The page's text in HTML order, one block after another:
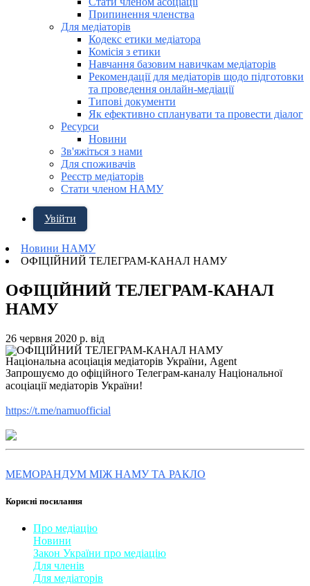
Припинення членства
Для медіаторів
Кодекс етики медіатора
Комісія з етики
Навчання базовим навичкам медіаторів
Рекомендації для медіаторів щодо підготовки
та проведення онлайн-медіації
Типові документи
Як ефективно спланувати та провести діалог
Ресурси
Новини
Зв'яжіться з нами
Для споживачів
Реєстр медіаторів
Стати членом НАМУ
Увійти
Новини НАМУ
ОФІЦІЙНИЙ ТЕЛЕГРАМ-КАНАЛ НАМУ
ОФІЦІЙНИЙ ТЕЛЕГРАМ-КАНАЛ
НАМУ
26 червня 2020 р. від
Національна асоціація медіаторів України, Agent
Запрошуємо до офіційного Телеграм-каналу Національної
асоціації медіаторів України!
https://t.me/namuofficial
МЕМОРАНДУМ МІЖ НАМУ ТА РАКЛО
Корисні посилання
Про медіацію
Новини
Закон України про медіаці​ю
Для членів
Для медіаторів